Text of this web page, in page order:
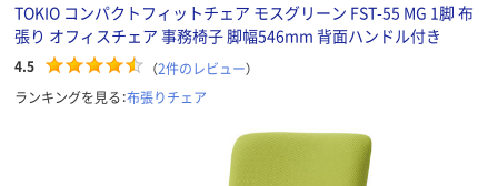
TOKIO コンパクトフィットチェア モスグリーン FST-55 MG 1脚 布
張り オフィスチェア 事務椅子 脚幅546mm 背面ハンドル付き
4.5 （2件のレビュー）
ランキングを見る：布張りチェア